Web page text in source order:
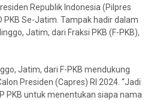
Republik Indonesia (Pilpres
PKB Se-Jatim. Tampak hadir dalam
Jatim, dari Fraksi PKB (F-PKB),
Jatim, dari F-PKB mendukung
Presiden (Capres) RI 2024. “Jadi
PKB untuk menentukan siapa nama